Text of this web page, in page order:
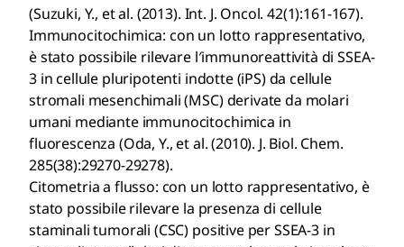
(Suzuki, Y., et al. (2013). Int. J. Oncol. 42(1):161-167).
Immunocitochimica: con un lotto rappresentativo,
è stato possibile rilevare l′immunoreattività di SSEA-
3 in cellule pluripotenti indotte (iPS) da cellule
stromali mesenchimali (MSC) derivate da molari
umani mediante immunocitochimica in
fluorescenza (Oda, Y., et al. (2010). J. Biol. Chem.
285(38):29270-29278).
Citometria a flusso: con un lotto rappresentativo, è
stato possibile rilevare la presenza di cellule
staminali tumorali (CSC) positive per SSEA-3 in